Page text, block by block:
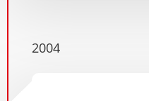
2004